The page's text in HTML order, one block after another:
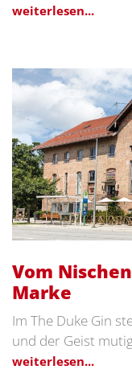
weiterlesen...
Vom
Marke
Im The Duke Gin
und der Geist
weiterlesen...